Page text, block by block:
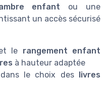
enfant ou une
un accès sécurisé
le rangement enfant
à hauteur adaptée
dans le choix des livres